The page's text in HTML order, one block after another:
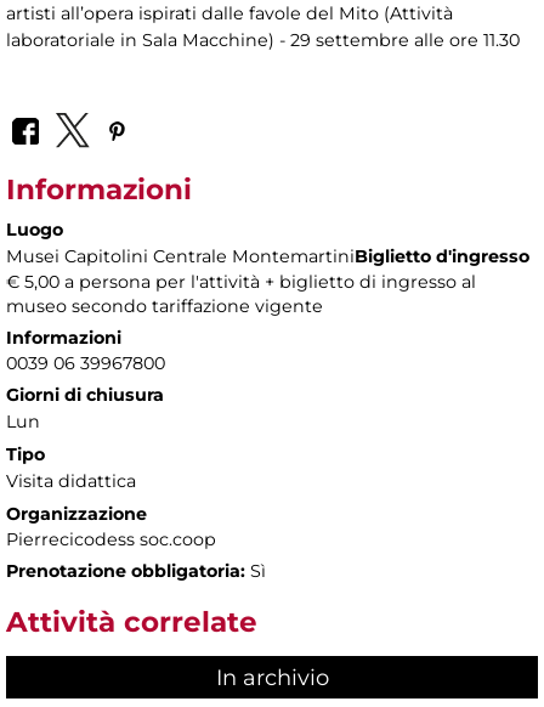
artisti all’opera ispirati dalle favole del Mito (Attività
laboratoriale in Sala Macchine) - 29 settembre alle ore 11.30
Informazioni
Luogo
Musei Capitolini Centrale MontemartiniBiglietto d'ingresso
€ 5,00 a persona per l'attività + biglietto di ingresso al
museo secondo tariffazione vigente
Informazioni
0039 06 39967800
Giorni di chiusura
Lun
Tipo
Visita didattica
Organizzazione
Pierrecicodess soc.coop
Prenotazione obbligatoria: Sì
Attività correlate
In archivio